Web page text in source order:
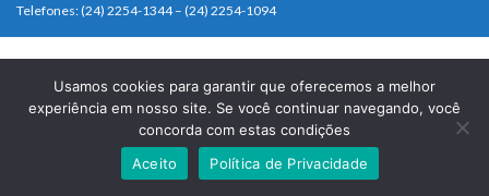
Telefones: (24) 2254-1344 – (24) 2254-1094
Usamos cookies para garantir que oferecemos a melhor
experiência em nosso site. Se você continuar navegando, você
concorda com estas condições
Aceito
Política de Privacidade